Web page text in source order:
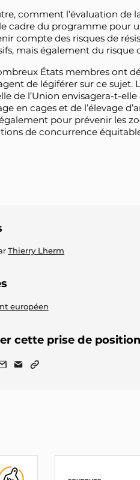
comment l’évaluation de
cadre du programme pour
compte des risques de
mais également du risque
États membres ont
de légiférer sur ce sujet.
de l’Union envisagera-t-
en cages et de l’élevage
pour prévenir les
de concurrence
Thierry Lherm
européen
cette prise de position